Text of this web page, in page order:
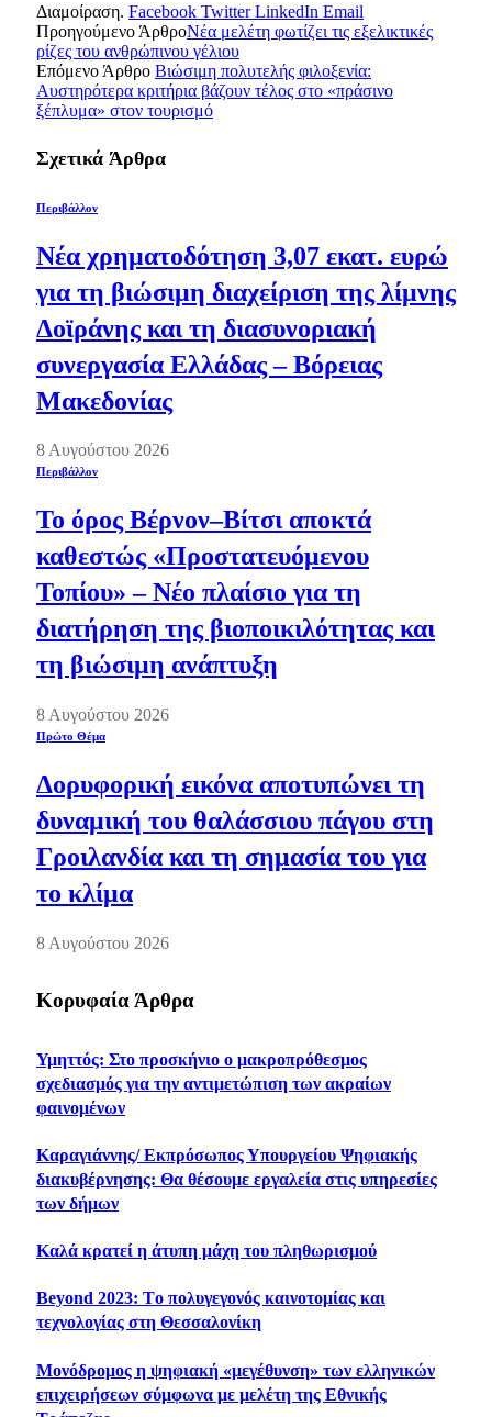
Διαμοίραση. Facebook Twitter LinkedIn Email
Προηγούμενο ΆρθροΝέα μελέτη φωτίζει τις εξελικτικές
ρίζες του ανθρώπινου γέλιου
Επόμενο Άρθρο Βιώσιμη πολυτελής φιλοξενία:
Αυστηρότερα κριτήρια βάζουν τέλος στο «πράσινο
ξέπλυμα» στον τουρισμό
Σχετικά Άρθρα
Περιβάλλον
Νέα χρηματοδότηση 3,07 εκατ. ευρώ
για τη βιώσιμη διαχείριση της λίμνης
Δοϊράνης και τη διασυνοριακή
συνεργασία Ελλάδας – Βόρειας
Μακεδονίας
8 Αυγούστου 2026
Περιβάλλον
Το όρος Βέρνον–Βίτσι αποκτά
καθεστώς «Προστατευόμενου
Τοπίου» – Νέο πλαίσιο για τη
διατήρηση της βιοποικιλότητας και
τη βιώσιμη ανάπτυξη
8 Αυγούστου 2026
Πρώτο Θέμα
Δορυφορική εικόνα αποτυπώνει τη
δυναμική του θαλάσσιου πάγου στη
Γροιλανδία και τη σημασία του για
το κλίμα
8 Αυγούστου 2026
Κορυφαία Άρθρα
Υμηττός: Στο προσκήνιο ο μακροπρόθεσμος
σχεδιασμός για την αντιμετώπιση των ακραίων
φαινομένων
Καραγιάννης/ Εκπρόσωπος Υπουργείου Ψηφιακής
διακυβέρνησης: Θα θέσουμε εργαλεία στις υπηρεσίες
των δήμων
Καλά κρατεί η άτυπη μάχη του πληθωρισμού
Beyond 2023: Tο πολυγεγονός καινοτομίας και
τεχνολογίας στη Θεσσαλονίκη
Μονόδρομος η ψηφιακή «μεγέθυνση» των ελληνικών
επιχειρήσεων σύμφωνα με μελέτη της Εθνικής